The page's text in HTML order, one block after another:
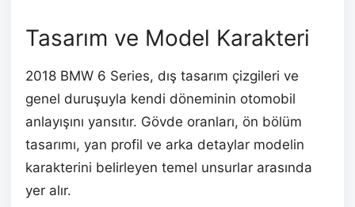
Tasarım ve Model Karakteri
2018 BMW 6 Series, dış tasarım çizgileri ve
genel duruşuyla kendi döneminin otomobil
anlayışını yansıtır. Gövde oranları, ön bölüm
tasarımı, yan profil ve arka detaylar modelin
karakterini belirleyen temel unsurlar arasında
yer alır.